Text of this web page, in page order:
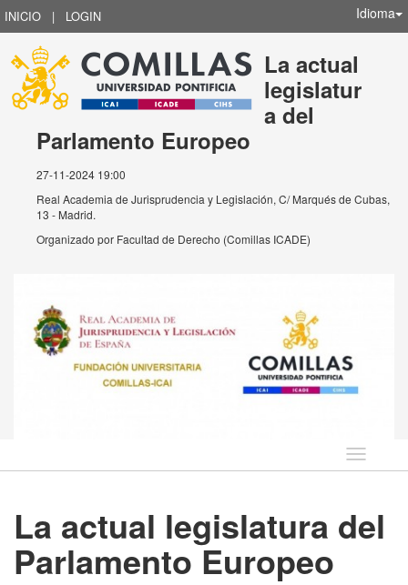
INICIO | LOGIN Idioma
La actual
legislatur
a del
Parlamento Europeo
27-11-2024 19:00
Real Academia de Jurisprudencia y Legislación, C/ Marqués de Cubas,
13 - Madrid.
Organizado por Facultad de Derecho (Comillas ICADE)
Idioma
La actual legislatura del
Parlamento Europeo